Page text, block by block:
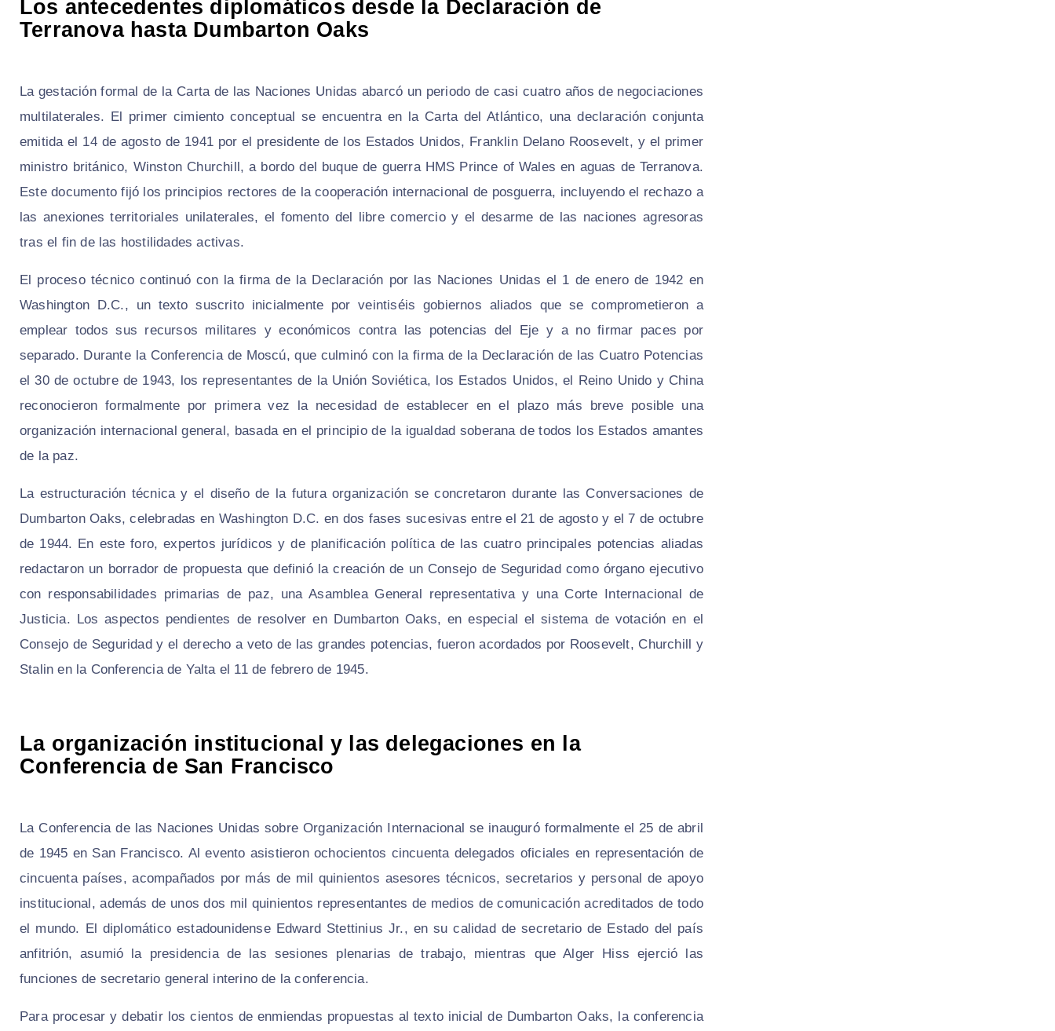
Los antecedentes diplomáticos desde la Declaración de
Terranova hasta Dumbarton Oaks
La gestación formal de la Carta de las Naciones Unidas abarcó un periodo de casi cuatro años de negociaciones
multilaterales. El primer cimiento conceptual se encuentra en la Carta del Atlántico, una declaración conjunta
emitida el 14 de agosto de 1941 por el presidente de los Estados Unidos, Franklin Delano Roosevelt, y el primer
ministro británico, Winston Churchill, a bordo del buque de guerra HMS Prince of Wales en aguas de Terranova.
Este documento fijó los principios rectores de la cooperación internacional de posguerra, incluyendo el rechazo a
las anexiones territoriales unilaterales, el fomento del libre comercio y el desarme de las naciones agresoras
tras el fin de las hostilidades activas.
El proceso técnico continuó con la firma de la Declaración por las Naciones Unidas el 1 de enero de 1942 en
Washington D.C., un texto suscrito inicialmente por veintiséis gobiernos aliados que se comprometieron a
emplear todos sus recursos militares y económicos contra las potencias del Eje y a no firmar paces por
separado. Durante la Conferencia de Moscú, que culminó con la firma de la Declaración de las Cuatro Potencias
el 30 de octubre de 1943, los representantes de la Unión Soviética, los Estados Unidos, el Reino Unido y China
reconocieron formalmente por primera vez la necesidad de establecer en el plazo más breve posible una
organización internacional general, basada en el principio de la igualdad soberana de todos los Estados amantes
de la paz.
La estructuración técnica y el diseño de la futura organización se concretaron durante las Conversaciones de
Dumbarton Oaks, celebradas en Washington D.C. en dos fases sucesivas entre el 21 de agosto y el 7 de octubre
de 1944. En este foro, expertos jurídicos y de planificación política de las cuatro principales potencias aliadas
redactaron un borrador de propuesta que definió la creación de un Consejo de Seguridad como órgano ejecutivo
con responsabilidades primarias de paz, una Asamblea General representativa y una Corte Internacional de
Justicia. Los aspectos pendientes de resolver en Dumbarton Oaks, en especial el sistema de votación en el
Consejo de Seguridad y el derecho a veto de las grandes potencias, fueron acordados por Roosevelt, Churchill y
Stalin en la Conferencia de Yalta el 11 de febrero de 1945.
La organización institucional y las delegaciones en la
Conferencia de San Francisco
La Conferencia de las Naciones Unidas sobre Organización Internacional se inauguró formalmente el 25 de abril
de 1945 en San Francisco. Al evento asistieron ochocientos cincuenta delegados oficiales en representación de
cincuenta países, acompañados por más de mil quinientos asesores técnicos, secretarios y personal de apoyo
institucional, además de unos dos mil quinientos representantes de medios de comunicación acreditados de todo
el mundo. El diplomático estadounidense Edward Stettinius Jr., en su calidad de secretario de Estado del país
anfitrión, asumió la presidencia de las sesiones plenarias de trabajo, mientras que Alger Hiss ejerció las
funciones de secretario general interino de la conferencia.
Para procesar y debatir los cientos de enmiendas propuestas al texto inicial de Dumbarton Oaks, la conferencia